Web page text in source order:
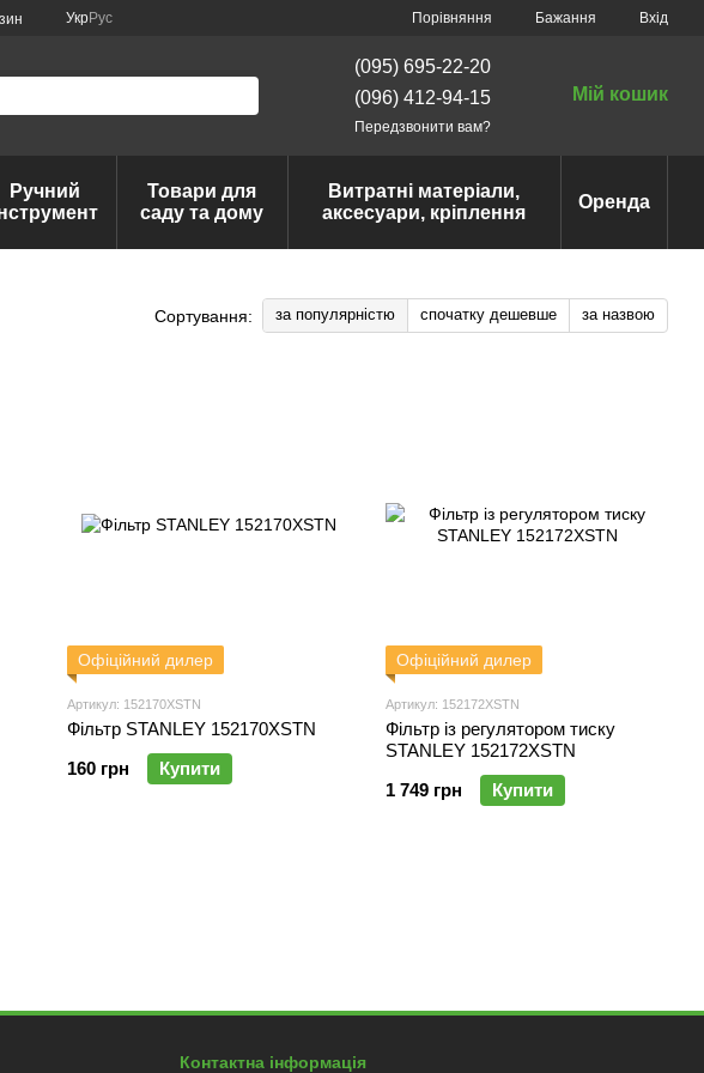
УкрРус Порівняння Бажання Вхід
(095) 695-22-20
(096) 412-94-15
Передзвонити вам?
Мій кошик
Ручний
Товари для
саду та дому
Витратні матеріали,
аксесуари, кріплення
Оренда
Сортування: за популярністю спочатку дешевше за назвою
Офіційний дилер
Артикул: 152170XSTN
Фільтр STANLEY 152170XSTN
160 грн
Купити
Офіційний дилер
Артикул: 152172XSTN
Фільтр із регулятором тиску
STANLEY 152172XSTN
1 749 грн
Купити
Контактна інформація